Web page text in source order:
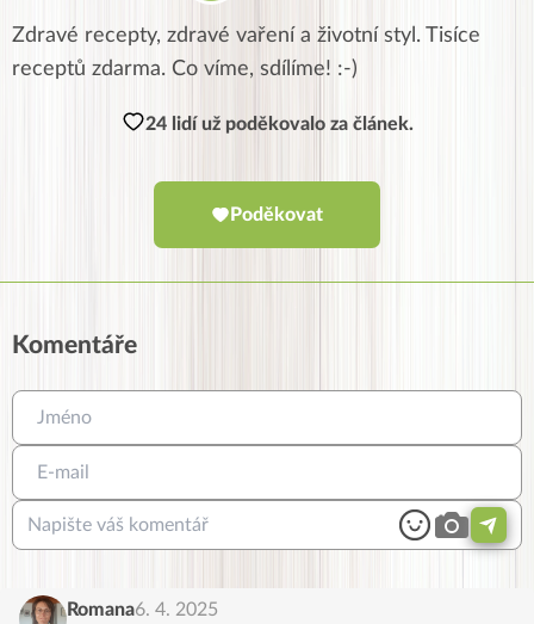
Zdravé recepty, zdravé vaření a životní styl. Tisíce
receptů zdarma. Co víme, sdílíme! :-)
24 lidí už poděkovalo za článek.
Poděkovat
Komentáře
Romana6. 4. 2025